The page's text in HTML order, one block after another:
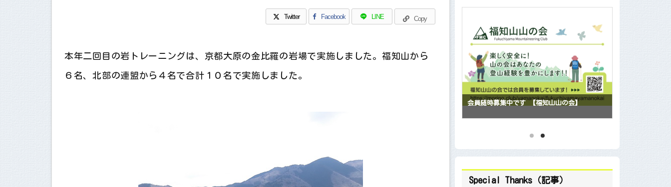
Twitter Facebook LINE Copy
本年二回目の岩トレーニングは、京都大原の金比羅の岩場で実施しました。福知山から
６名、北部の連盟から４名で合計１０名で実施しました。
ハイキングクラブ舞鶴山遊会 入会案内
Special Thanks（記事）